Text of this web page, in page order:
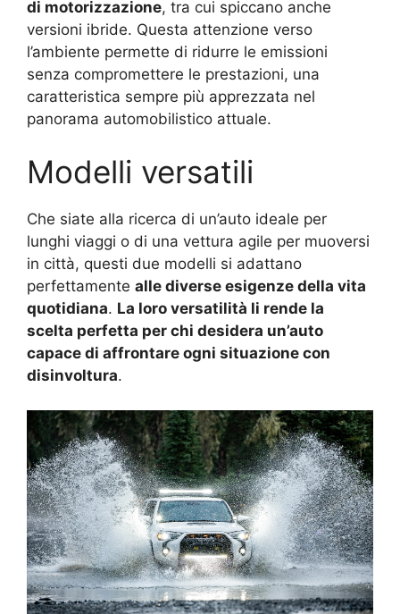
di motorizzazione, tra cui spiccano anche
versioni ibride. Questa attenzione verso
l’ambiente permette di ridurre le emissioni
senza compromettere le prestazioni, una
caratteristica sempre più apprezzata nel
panorama automobilistico attuale.
Modelli versatili
Che siate alla ricerca di un’auto ideale per
lunghi viaggi o di una vettura agile per muoversi
in città, questi due modelli si adattano
perfettamente alle diverse esigenze della vita
quotidiana. La loro versatilità li rende la
scelta perfetta per chi desidera un’auto
capace di affrontare ogni situazione con
disinvoltura.